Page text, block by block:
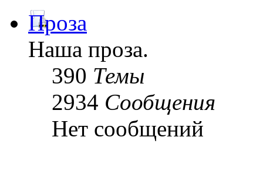
Проза
Наша проза.
390 Темы
2934 Сообщения
Нет сообщений